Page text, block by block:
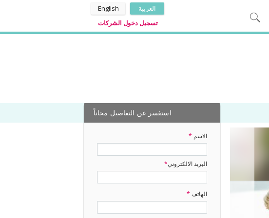
العربية
English
تسجيل دخول الشركات
استفسر عن التفاصيل مجاناً
الاسم *
البريد الالكتروني*
الهاتف *